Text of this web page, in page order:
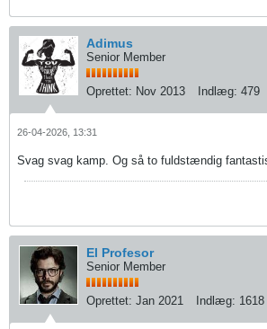
Adimus
Senior Member
Oprettet: Nov 2013 Indlæg: 479
26-04-2026, 13:31
Svag svag kamp. Og så to fuldstændig
El Profesor
Senior Member
Oprettet: Jan 2021 Indlæg: 1618